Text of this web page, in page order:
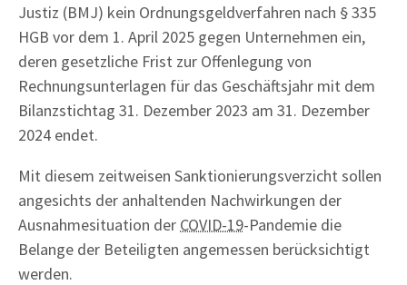
Justiz (BMJ) kein Ordnungsgeldverfahren nach § 335
HGB vor dem 1. April 2025 gegen Unternehmen ein,
deren gesetzliche Frist zur Offenlegung von
Rechnungsunterlagen für das Geschäftsjahr mit dem
Bilanzstichtag 31. Dezember 2023 am 31. Dezember
2024 endet.
Mit diesem zeitweisen Sanktionierungsverzicht sollen
angesichts der anhaltenden Nachwirkungen der
Ausnahmesituation der COVID-19-Pandemie die
Belange der Beteiligten angemessen berücksichtigt
werden.